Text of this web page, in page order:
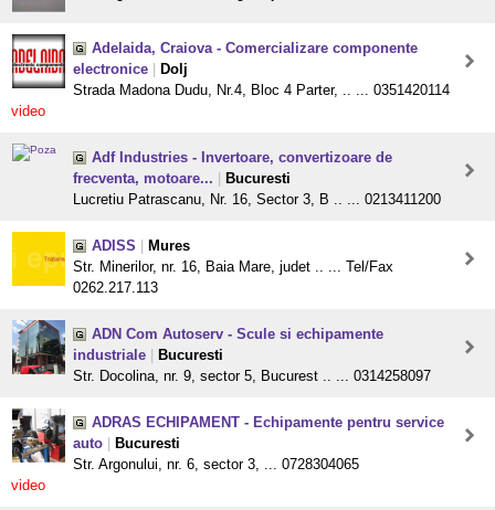
Adelaida, Craiova - Comercializare componente
electronice
Dolj
Strada Madona Dudu, Nr.4, Bloc 4 Parter, .. ... 0351420114
video
Adf Industries - Invertoare, convertizoare de
frecventa, motoare...
Bucuresti
Lucretiu Patrascanu, Nr. 16, Sector 3, B .. ... 0213411200
ADISS
Mures
Str. Minerilor, nr. 16, Baia Mare, judet .. ... Tel/Fax
0262.217.113
ADN Com Autoserv - Scule si echipamente
industriale
Bucuresti
Str. Docolina, nr. 9, sector 5, Bucurest .. ... 0314258097
ADRAS ECHIPAMENT - Echipamente pentru service
auto
Bucuresti
Str. Argonului, nr. 6, sector 3, ... 0728304065
video